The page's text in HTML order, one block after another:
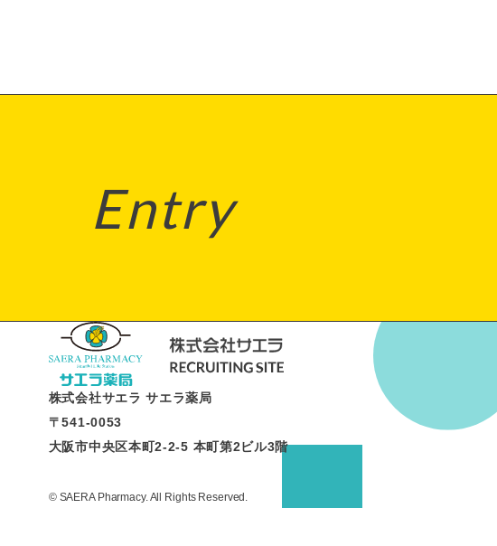
Entry
株式会社サエラ サエラ薬局
〒541-0053
大阪市中央区本町2-2-5 本町第2ビル3階
© SAERA Pharmacy. All Rights Reserved.